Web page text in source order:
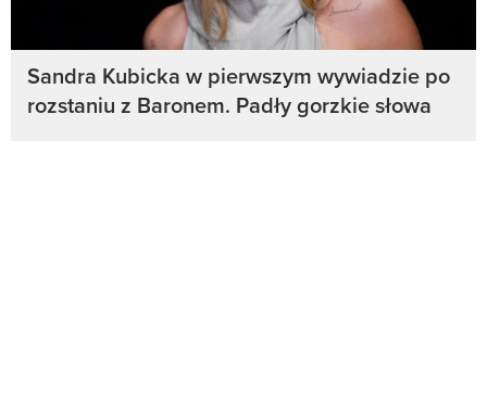
Sandra Kubicka w pierwszym wywiadzie po
rozstaniu z Baronem. Padły gorzkie słowa